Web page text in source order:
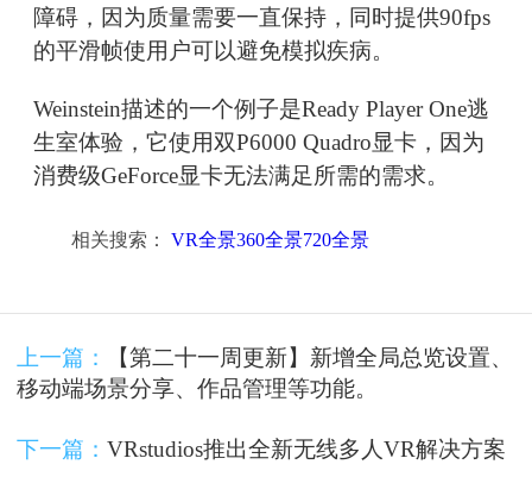
障碍，因为质量需要一直保持，同时提供90fps
的平滑帧使用户可以避免模拟疾病。
Weinstein描述的一个例子是Ready Player One逃
生室体验，它使用双P6000 Quadro显卡，因为
消费级GeForce显卡无法满足所需的需求。
相关搜索： VR全景360全景720全景
上一篇：
【第二十一周更新】新增全局总览设置、
移动端场景分享、作品管理等功能。
下一篇： VRstudios推出全新无线多人VR解决方案